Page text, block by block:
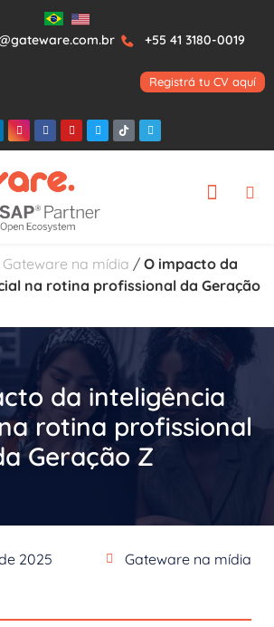
+55 41 3180-0019
Registrá tu CV aquí
Gateware na mídia / O impacto da
na rotina profissional da Geração
da inteligência
rotina profissional
Geração Z
2025
Gateware na mídia